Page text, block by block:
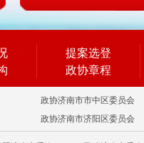
提案选登
政协章程
政协济南市市中区委员会
政协济南市济阳区委员会